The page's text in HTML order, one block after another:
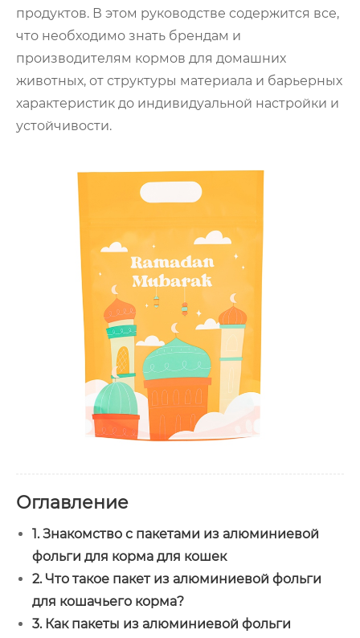
продуктов. В этом руководстве содержится все,
что необходимо знать брендам и
производителям кормов для домашних
животных, от структуры материала и барьерных
характеристик до индивидуальной настройки и
устойчивости.
Оглавление
1. Знакомство с пакетами из алюминиевой
фольги для корма для кошек
2. Что такое пакет из алюминиевой фольги
для кошачьего корма?
3. Как пакеты из алюминиевой фольги